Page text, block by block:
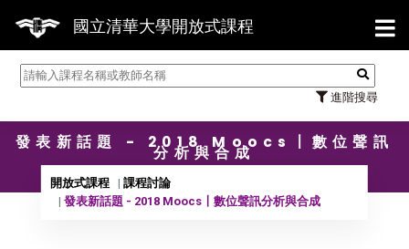
國立清華大學開放式課程
進階搜尋
【
發表新話題 - 2018 Moocs〡數位聲訊
分析與合成
開放式課程
課程討論
發表新話題 - 2018 Moocs〡數位聲訊分析與合成